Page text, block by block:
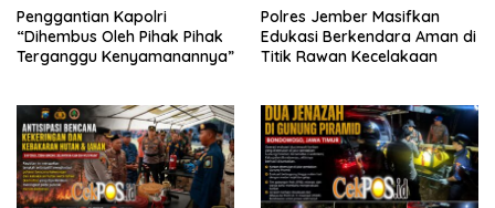
Penggantian Kapolri
“Dihembus Oleh Pihak Pihak
Terganggu Kenyamanannya”
Polres Jember Masifkan
Edukasi Berkendara Aman di
Titik Rawan Kecelakaan